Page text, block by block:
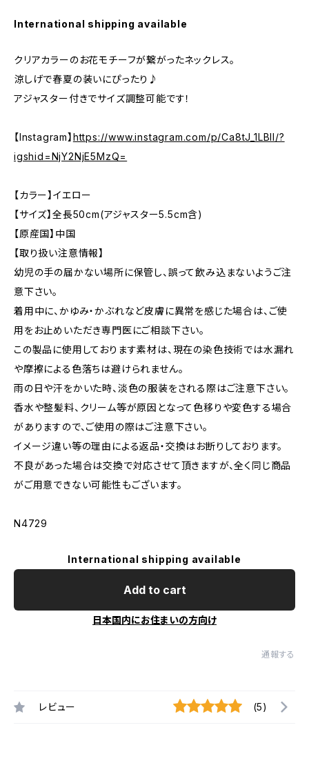
International shipping available
クリアカラーのお花モチーフが繋がったネックレス。
涼しげで春夏の装いにぴったり♪
アジャスター付きでサイズ調整可能です！
【Instagram】 https://www.instagram.com/p/Ca8tJ_1LBII/?
igshid=NjY2NjE5MzQ=
【カラー】イエロー
【サイズ】全長50cm(アジャスター5.5cm含)
【原産国】中国
【取り扱い注意情報】
幼児の手の届かない場所に保管し、誤って飲み込まないようご注
意下さい。
着用中に、かゆみ・かぶれなど皮膚に異常を感じた場合は、ご使
用をお止めいただき専門医にご相談下さい。
この製品に使用しております素材は、現在の染色技術では水漏れ
や摩擦による色落ちは避けられません。
雨の日や汗をかいた時、淡色の服装をされる際はご注意下さい。
香水や整髪料、クリーム等が原因となって色移りや変色する場合
がありますので、ご使用の際はご注意下さい。
イメージ違い等の理由による返品・交換はお断りしております。
不良があった場合は交換で対応させて頂きますが、全く同じ商品
がご用意できない可能性もございます。
N4729
International shipping available
Add to cart
日本国内にお住まいの方向け
通報する
レビュー (5)